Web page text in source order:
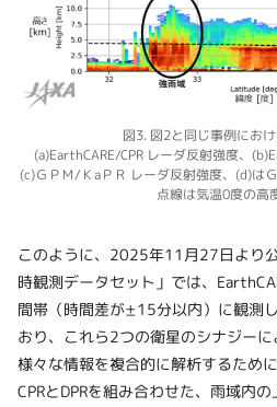
図3. 図2と同じ事例におけ
(a)EarthCARE/CPR レーダ反射強度、
(c)ＧＰＭ/ＫaＰＲ レーダ反射強度、(d)は
点線は気温0度の高
このように、2025年11月27日より
時観測データセット」では、
間帯（時間差が±15分以内）に観測
おり、これら2つの衛星のシナジー
様々な情報を複合的に解析するため
CPRとDPRを組み合わせた、雨域内